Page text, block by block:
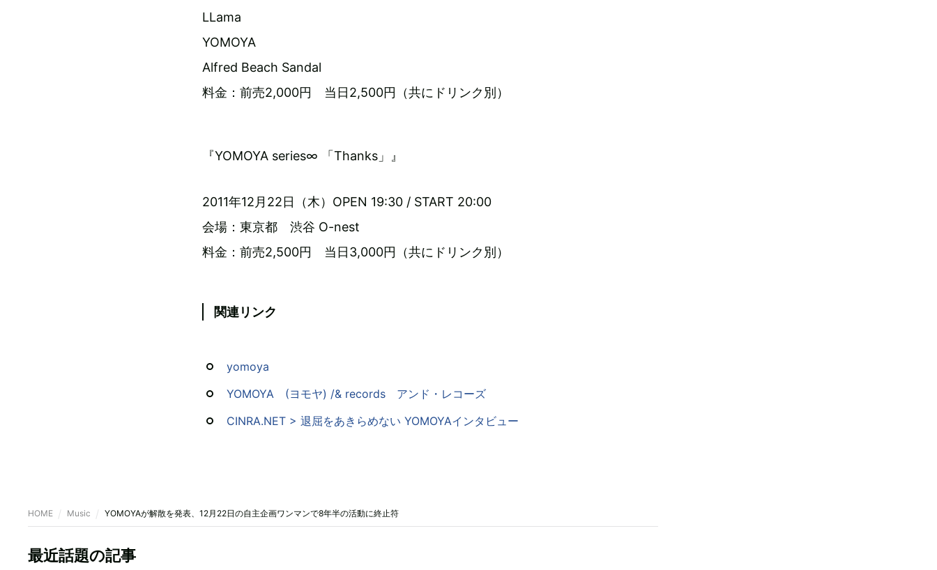
LLama
YOMOYA
Alfred Beach Sandal
料金：前売2,000円 当日2,500円（共にドリンク別）
『YOMOYA series∞ 「Thanks」』
2011年12月22日（木）OPEN 19:30 / START 20:00
会場：東京都 渋谷 O-nest
料金：前売2,500円 当日3,000円（共にドリンク別）
関連リンク
yomoya
YOMOYA (ヨモヤ) /& records アンド・レコーズ
CINRA.NET > 退屈をあきらめない YOMOYAインタビュー
HOME Music YOMOYAが解散を発表、12月22日の自主企画ワンマンで8年半の活動に終止符
最近話題の記事